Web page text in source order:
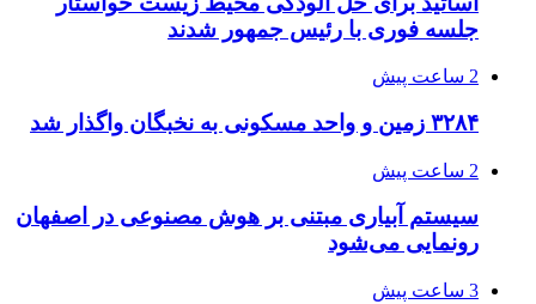
جلسه فوری با رئیس جمهور شدند
2 ساعت پیش
۳۲۸۴ زمین و واحد مسکونی به نخبگان واگذار شد
2 ساعت پیش
سیستم آبیاری مبتنی بر هوش مصنوعی در اصفهان
رونمایی می‌شود
3 ساعت پیش